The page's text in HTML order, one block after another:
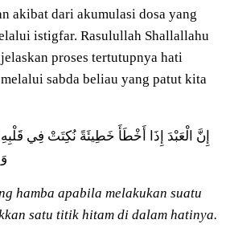
akibat dari akumulasi dosa yang
istigfar. Rasulullah Shallallahu
proses tertutupnya hati
sabda beliau yang patut kita
إِنَّ الْعَبْدَ إِذَا أَخْطَأَ خَطِيئَةً نُكِتَتْ فِي
hamba apabila melakukan suatu
satu titik hitam di dalam hatinya.